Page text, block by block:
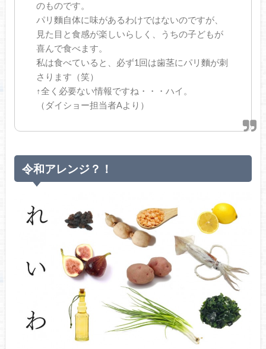
のものです。
パリ麵自体に味があるわけではないのですが、
見た目と食感が楽しいらしく、うちの子どもが
喜んで食べます。
私は食べていると、必ず1回は歯茎にパリ麵が刺
さります（笑）
↑全く必要ない情報ですね・・・ハイ。
（ダイショー担当者Aより）
令和アレンジ？！